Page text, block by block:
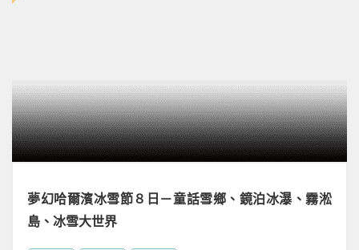
夢幻哈爾濱冰雪節８日－童話雪鄉、鏡泊冰瀑、霧淞
島、冰雪大世界